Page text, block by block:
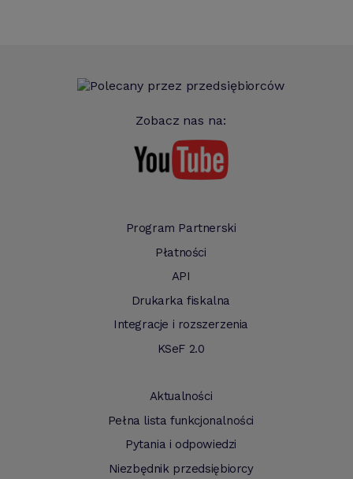
Zobacz nas na:
Program Partnerski
Płatności
API
Drukarka fiskalna
Integracje i rozszerzenia
KSeF 2.0
Aktualności
Pełna lista funkcjonalności
Pytania i odpowiedzi
Niezbędnik przedsiębiorcy